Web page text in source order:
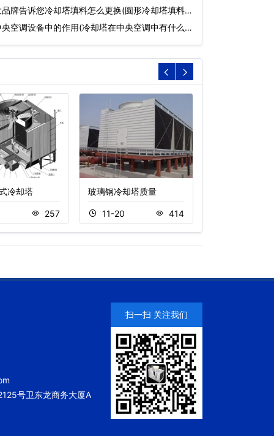
牌告诉您冷却塔填料怎么更换(圆形冷却塔填料
空调设备中的作用(冷却塔在中央空调中有什么
冷却塔
257
玻璃钢冷却塔质量
11-20 414
号卫东龙商务大厦A
扫一扫 关注我们